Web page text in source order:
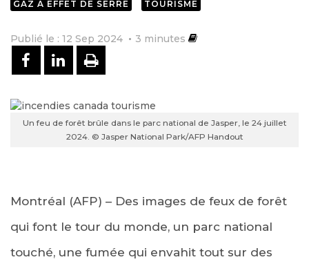
GAZ À EFFET DE SERRE
TOURISME
Publié le : 12 Sep 2024 3 minutes
PARTAGER SUR FACEBOOK
PARTAGER SUR LINKEDIN
IMPRIMER
Un feu de forêt brûle dans le parc national de Jasper, le 24 juillet
2024. © Jasper National Park/AFP Handout
Montréal (AFP) – Des images de feux de forêt
qui font le tour du monde, un parc national
touché, une fumée qui envahit tout sur des